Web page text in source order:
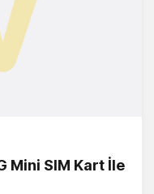
Mini SIM Kart İle